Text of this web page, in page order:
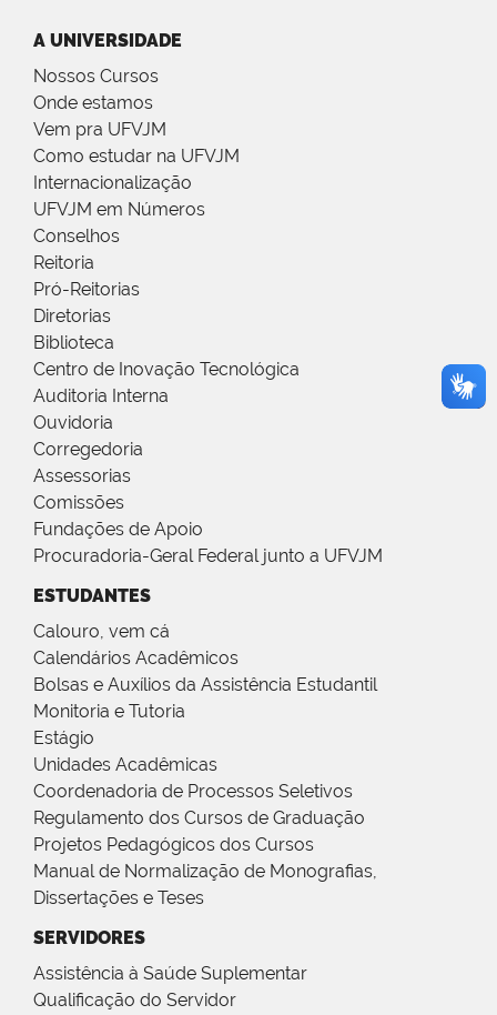
A UNIVERSIDADE
Nossos Cursos
Onde estamos
Vem pra UFVJM
Como estudar na UFVJM
Internacionalização
UFVJM em Números
Conselhos
Reitoria
Pró-Reitorias
Diretorias
Biblioteca
Centro de Inovação Tecnológica
Auditoria Interna
Ouvidoria
Corregedoria
Assessorias
Comissões
Fundações de Apoio
Procuradoria-Geral Federal junto a UFVJM
ESTUDANTES
Calouro, vem cá
Calendários Acadêmicos
Bolsas e Auxílios da Assistência Estudantil
Monitoria e Tutoria
Estágio
Unidades Acadêmicas
Coordenadoria de Processos Seletivos
Regulamento dos Cursos de Graduação
Projetos Pedagógicos dos Cursos
Manual de Normalização de Monografias,
Dissertações e Teses
SERVIDORES
Assistência à Saúde Suplementar
Qualificação do Servidor